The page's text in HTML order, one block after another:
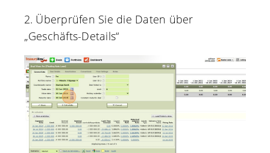
2. Überprüfen Sie die Daten über
„Geschäfts-Details“